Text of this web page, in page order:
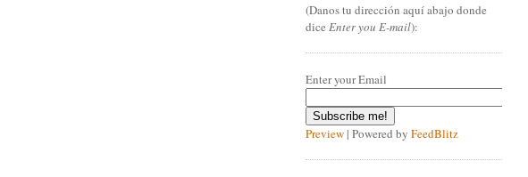
(Danos tu dirección aquí abajo donde
dice Enter you E-mail):
Enter your Email
Preview | Powered by FeedBlitz